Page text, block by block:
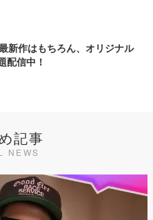
新作はもちろん、オリジナル
配信中！
記事
NEWS